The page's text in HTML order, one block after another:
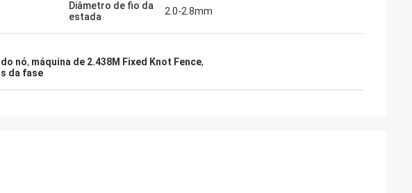
Diâmetro de fio da
estada
2.0-2.8mm
nó, máquina de 2.438M Fixed Knot Fence,
da fase